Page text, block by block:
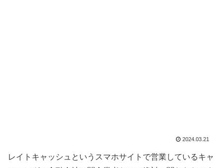
2024.03.21
レイトキャッシュというスマホサイトで営業しているキャ